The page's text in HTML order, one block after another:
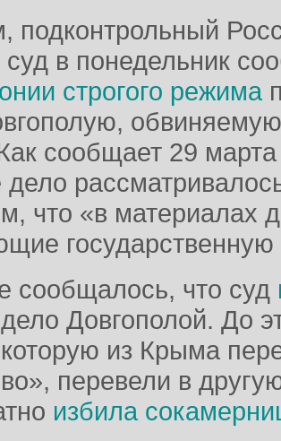
подконтрольный
суд в понедельник
строгого режима
сообщает 29
дело
что «в материалах
государственную
сообщалось, что суд
дело Довгополой. До
из Крыма
перевели в
избила